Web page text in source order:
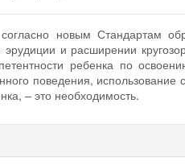
новым Стандартам
и расширении
ребенка по
поведения, использование
– это необходимость.